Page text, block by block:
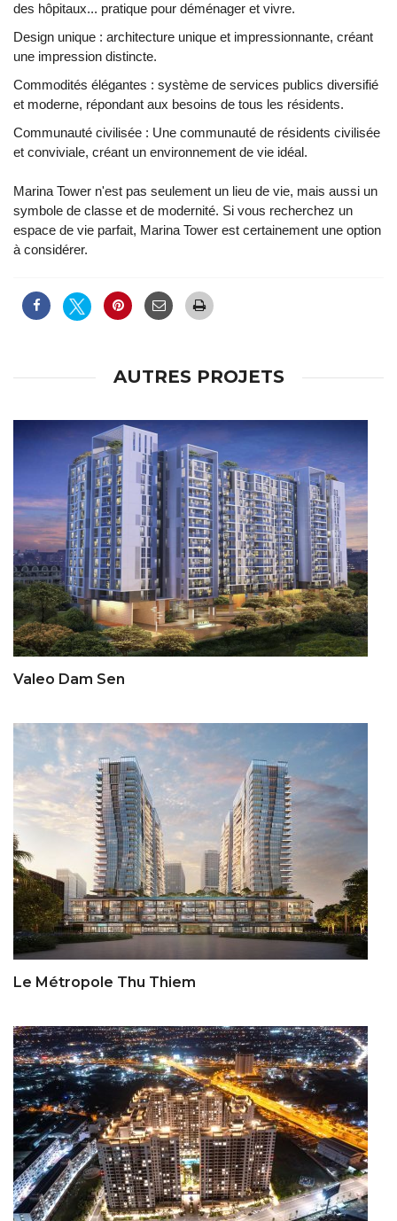
des hôpitaux... pratique pour déménager et vivre.
Design unique : architecture unique et impressionnante, créant
une impression distincte.
Commodités élégantes : système de services publics diversifié
et moderne, répondant aux besoins de tous les résidents.
Communauté civilisée : Une communauté de résidents civilisée
et conviviale, créant un environnement de vie idéal.
Marina Tower n'est pas seulement un lieu de vie, mais aussi un
symbole de classe et de modernité. Si vous recherchez un
espace de vie parfait, Marina Tower est certainement une option
à considérer.
AUTRES PROJETS
Valeo Dam Sen
Le Métropole Thu Thiem